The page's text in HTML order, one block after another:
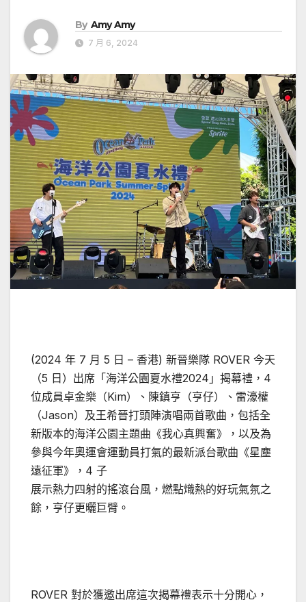
By Amy Amy
7 月 6, 2024
(2024 年 7 月 5 日 – 香港) 新晉樂隊 ROVER 今天
（5 日）出席「海洋公園夏水禮2024」揭幕禮，4
位成員卓金樂（Kim）、陳鎮亨（亨仔）、雷濠權
（Jason）及王希晉打頭陣演唱兩首歌曲，包括全
新版本的海洋公園主題曲《我心真興奮》，以及為
參與今年奧運會運動員打氣的最新派台歌曲《星塵
遠征軍》，4 子
展示熱力四射的搖滾台風，燃點熾熱的好玩氣氛之
餘，亨仔更曬巨臂。
ROVER 對於獲邀出席這次揭幕禮表示十分開心，